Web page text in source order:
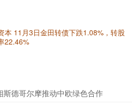
本 11月3日金田转债下跌1.08%，转股
22.46%
斯德哥尔摩推动中欧绿色合作